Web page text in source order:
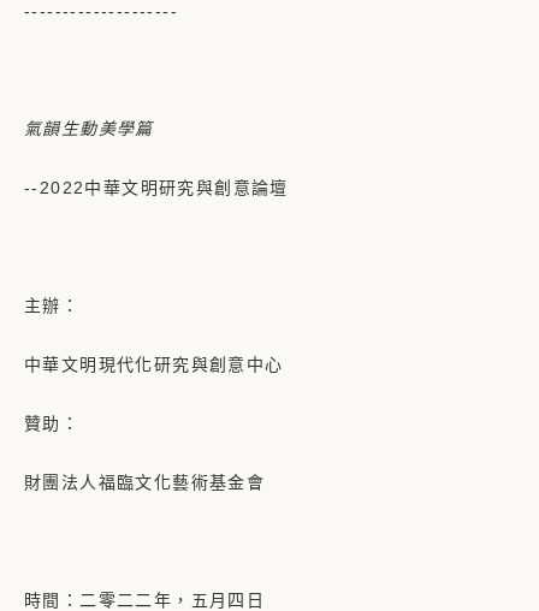
--------------------
氣韻生動美學篇
--2022中華文明研究與創意論壇
主辦：
中華文明現代化研究與創意中心
贊助：
財團法人福臨文化藝術基金會
時間：二零二二年，五月四日